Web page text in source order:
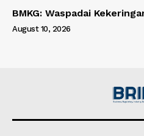
BMKG: Waspadai
August 10, 2026